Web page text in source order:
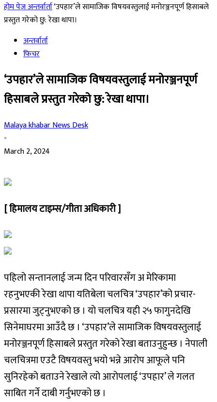
होम पेजअन्तर्वार्ता‘उपहार’ले सामाजिक विषयवस्तुलाई मनोरञ्जनपूर्ण हिसाबले
प्रस्तुत गरेको छु: रेखा थापा।
अन्तर्वार्ता
फिचर
‘उपहार’ले सामाजिक विषयवस्तुलाई मनोरञ्जनपूर्ण
हिसाबले प्रस्तुत गरेको छु: रेखा थापा।
Malaya khabar News Desk
-
March 2, 2024
[ हिमालय टाइम्स/गीता अधिकारी ]
पहिलो सन्तानलाई जन्म दिन परिवारसँग अ मेरिकामा
रहनुभएकी रेखा थापा यतिबेला चलचित्र ‘उपहार’को प्रचार-
प्रसारमा जुट्नुभएको छ । यो चलचित्र यही २५ फागुनदेखि
सिनेमाघरमा आउँदै छ । ‘उपहार’ले सामाजिक विषयवस्तुलाई
मनोरञ्जनपूर्ण हिसाबले प्रस्तुत गरेको रेखा बताउनुहुन्छ । नेपाली
चलचित्रमा एउटै विषयवस्तु भयो भन्ने आरोप आफूले पनि
सुनिरहेको बताउने रेखाले त्यो आरोपलाई ‘उपहार’ ले गलत
साबित गर्ने दाबी गर्नुभएको छ ।